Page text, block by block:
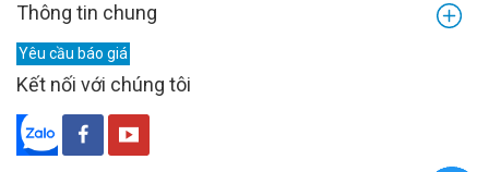
Thông tin chung
Yêu cầu báo giá
Kết nối với chúng tôi